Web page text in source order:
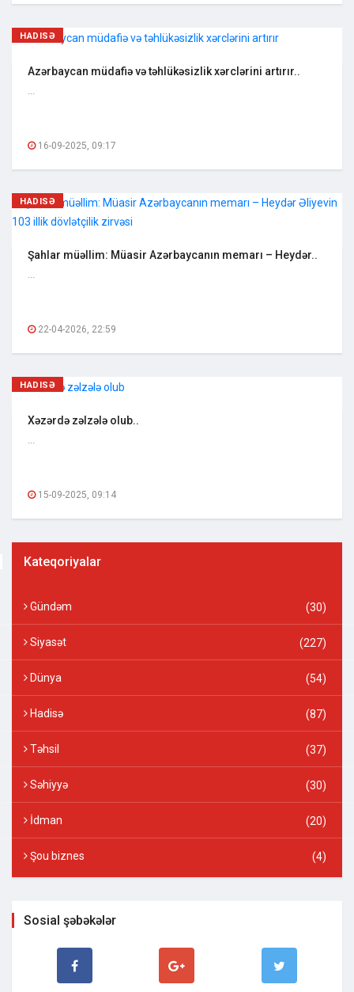
HADISƏ
Azərbaycan müdafiə və təhlükəsizlik xərclərini artırır..
...
16-09-2025, 09:17
HADISƏ
Şahlar müəllim: Müasir Azərbaycanın memarı – Heydər..
...
22-04-2026, 22:59
HADISƏ
Xəzərdə zəlzələ olub..
...
15-09-2025, 09:14
Kateqoriyalar
Gündəm (30)
Siyasət (227)
Dünya (54)
Hadisə (87)
Təhsil (37)
Səhiyyə (30)
İdman (20)
Şou biznes (4)
Sosial şəbəkələr